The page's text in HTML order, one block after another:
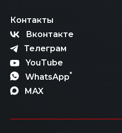
Контакты
Вконтакте
Телеграм
YouTube
WhatsApp*
MAX